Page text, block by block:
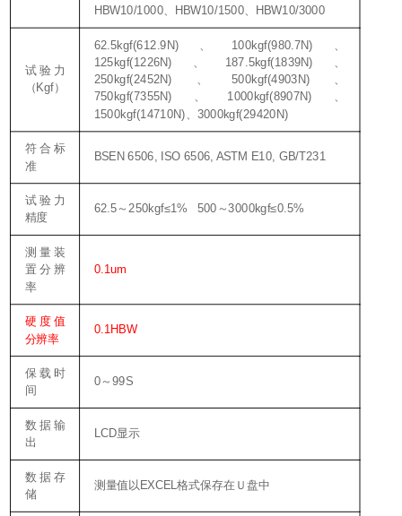
HBW10/1000、 HBW10/1500、 HBW10/3000
试验力
（ Kgf）
62.5kgf(612.9N) 100kgf(980.7N)
125kgf(1226N) 、 187.5kgf(1839N) 、
250kgf(2452N) 、500kgf(4903N) 、
750kgf(7355N) 、 1000kgf(8907N) 、
1500kgf(14710N)、 3000kgf(29420N)
符合标
准
BSEN 6506, ISO 6506, ASTM E10, GB/T231
试验力
精度
62.5 ～250kgf≤1% 500 ～3000kgf≤0.5%
测量装
置分辨
率
0.1um
硬度值
分辨率
0.1HBW
保载时
间
0 ～99S
数据输
出
LCD显示
数据存
储
测量值以 EXCEL格式保存在Ｕ盘中